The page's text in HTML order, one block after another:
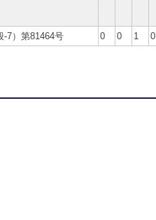
-7）第81464号 0 0 1 0